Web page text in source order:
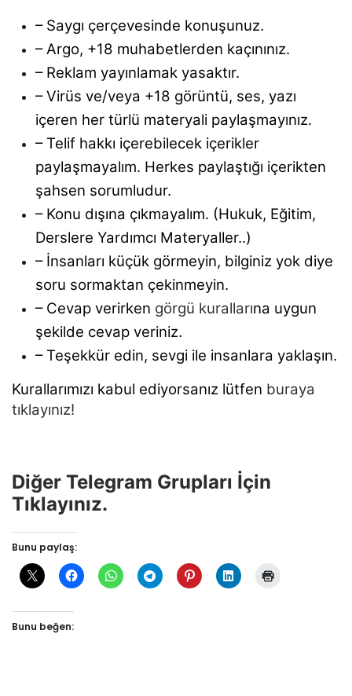
– Saygı çerçevesinde konuşunuz.
– Argo, +18 muhabetlerden kaçınınız.
– Reklam yayınlamak yasaktır.
– Virüs ve/veya +18 görüntü, ses, yazı
içeren her türlü materyali paylaşmayınız.
– Telif hakkı içerebilecek içerikler
paylaşmayalım. Herkes paylaştığı içerikten
şahsen sorumludur.
– Konu dışına çıkmayalım. (Hukuk, Eğitim,
Derslere Yardımcı Materyaller..)
– İnsanları küçük görmeyin, bilginiz yok diye
soru sormaktan çekinmeyin.
– Cevap verirken görgü kurallarına uygun
şekilde cevap veriniz.
– Teşekkür edin, sevgi ile insanlara yaklaşın.
Kurallarımızı kabul ediyorsanız lütfen buraya
tıklayınız!
Diğer Telegram Grupları İçin
Tıklayınız.
Bunu paylaş:
Bunu beğen: